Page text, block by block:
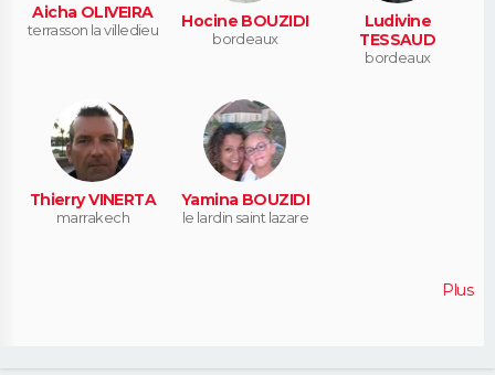
Aicha OLIVEIRA
terrasson la villedieu Hocine BOUZIDI
bordeaux
Ludivine
TESSAUD
bordeaux
Thierry VINERTA
marrakech
Yamina BOUZIDI
le lardin saint lazare
Plus